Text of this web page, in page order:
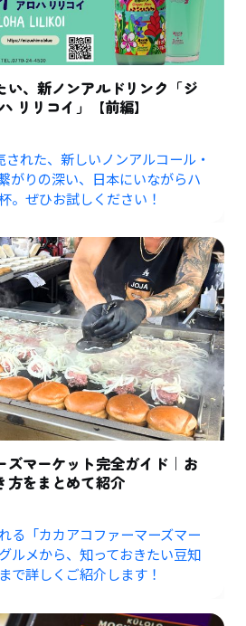
い、新ノンアルドリンク「ジ
リリコイ」【前編】
れた、新しいノンアルコール・
がりの深い、日本にいながらハ
。ぜひお試しください！
ズマーケット完全ガイド｜お
方をまとめて紹介
る「カカアコファーマーズマー
ルメから、知っておきたい豆知
で詳しくご紹介します！